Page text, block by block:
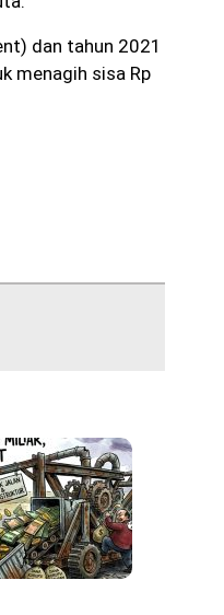
dan tahun 2021
menagih sisa Rp